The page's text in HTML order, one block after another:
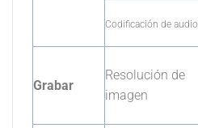
Codificación de audio
Grabar
Resolución de
imagen